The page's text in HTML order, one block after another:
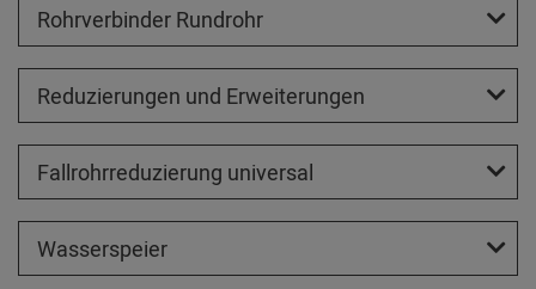
Rohrverbinder Rundrohr
Reduzierungen und Erweiterungen
Fallrohrreduzierung universal
Wasserspeier